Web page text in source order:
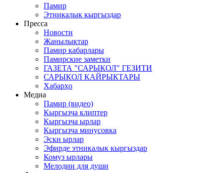
Памир
Этникалык кыргыздар
Пресса
Новости
Жанылыктар
Памир кабарлары
Памирские заметки
ГАЗЕТА "САРЫКОЛ" ГЕЗИТИ
САРЫКОЛ КАЙРЫКТАРЫ
Хабарҳо
Медиа
Памир (видео)
Кыргызча клиптер
Кыргызча ырлар
Кыргызча минусовка
Эски ырлар
Эфирде этникалык кыргыздар
Комуз ырлары
Мелодии для души